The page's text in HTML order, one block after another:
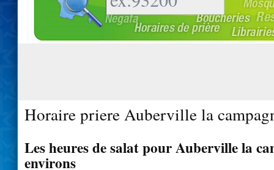
Horaire priere Auberville la
Les heures de salat pour Auberville la
environs